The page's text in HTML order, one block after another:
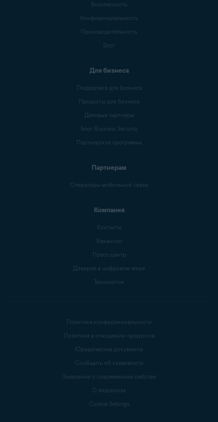
Безопасность
Конфиденциальность
Производительность
Блог
Для бизнеса
Поддержка для бизнеса
Продукты для бизнеса
Деловые партнеры
Блог Business Security
Партнерская программа
Партнерам
Операторы мобильной связи
Компания
Контакты
Вакансии
Пресс-центр
Доверие в цифровом мире
Технология
Политика конфиденциальности
Политика в отношении продуктов
Юридические документы
Сообщить об уязвимости
Заявление о современном рабстве
О подписках
Cookie Settings